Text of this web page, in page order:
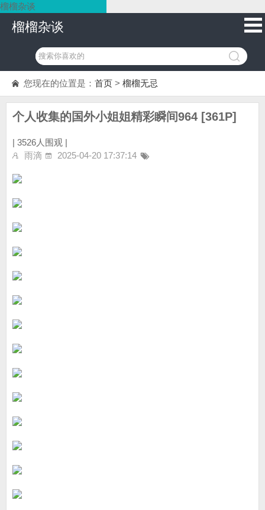
榴榴杂谈
榴榴杂谈
您现在的位置是： 首页 > 榴榴无忌
个人收集的国外小姐姐精彩瞬间964 [361P]
| 3526人围观 |
雨滴
2025-04-20 17:37:14